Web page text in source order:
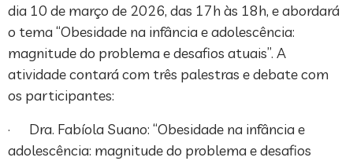
dia 10 de março de 2026, das 17h às 18h, e abordará
o tema “Obesidade na infância e adolescência:
magnitude do problema e desafios atuais”. A
atividade contará com três palestras e debate com
os participantes:
· Dra. Fabíola Suano: “Obesidade na infância e
adolescência: magnitude do problema e desafios